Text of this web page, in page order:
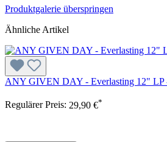
Produktgalerie überspringen
Ähnliche Artikel
ANY GIVEN DAY - Everlasting 12"
Regulärer Preis: 29,90 €*